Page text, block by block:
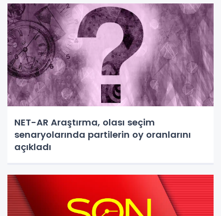
NET-AR Araştırma, olası seçim
senaryolarında partilerin oy oranlarını
açıkladı